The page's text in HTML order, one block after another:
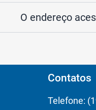
O endereço
Contatos
Telefone: